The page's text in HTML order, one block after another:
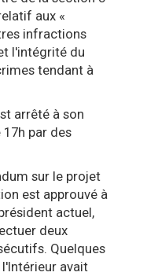
aux «
infractions
l'intégrité du
tendant à
arrêté à son
par des
sur le projet
est approuvé à
actuel,
deux
Quelques
avait